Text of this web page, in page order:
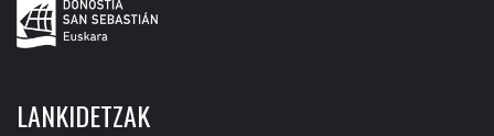
LANKIDETZAK